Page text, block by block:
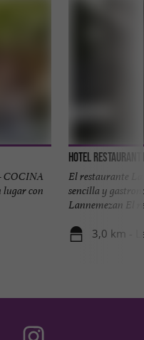
COCINA
con
Hotel restaurant
El restaurante
sencilla y
Lannemezan El
3,0 km -